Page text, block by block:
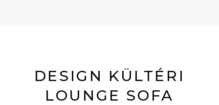
DESIGN KÜLTÉRI
LOUNGE SOFA